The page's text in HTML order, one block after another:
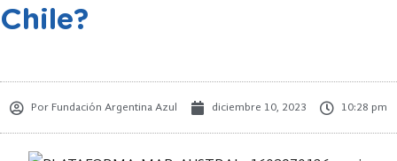
Chile?
Por Fundación Argentina Azul diciembre 10, 2023 10:28 pm